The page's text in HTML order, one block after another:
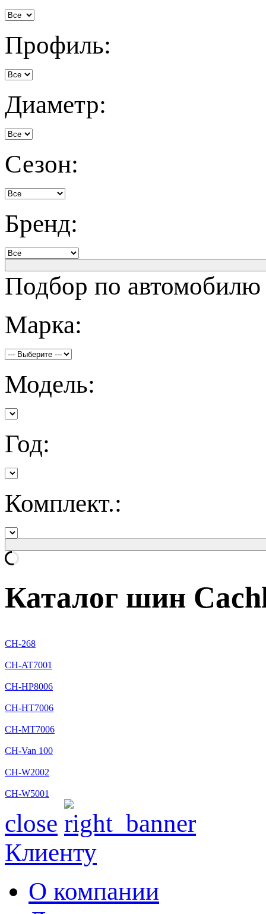
Профиль:
Диаметр:
Сезон:
Бренд:
Подбор по автомобилю
Марка:
Модель:
Год:
Комплект.:
Каталог шин
CH-268
CH-AT7001
CH-HP8006
CH-HT7006
CH-MT7006
CH-Van 100
CH-W2002
CH-W5001
close
Клиенту
О компании